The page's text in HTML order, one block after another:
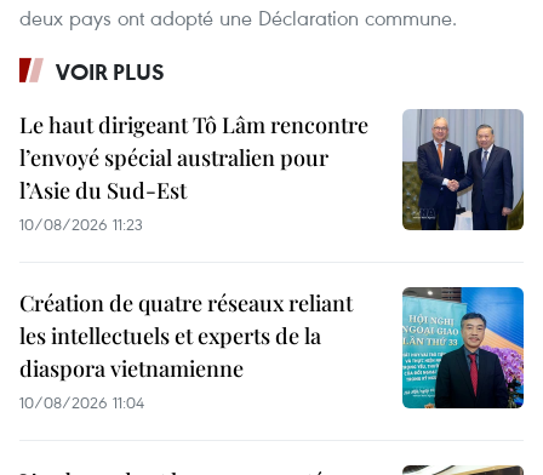
deux pays ont adopté une Déclaration commune.
VOIR PLUS
Le haut dirigeant Tô Lâm rencontre
l’envoyé spécial australien pour
l’Asie du Sud-Est
10/08/2026 11:23
Création de quatre réseaux reliant
les intellectuels et experts de la
diaspora vietnamienne
10/08/2026 11:04